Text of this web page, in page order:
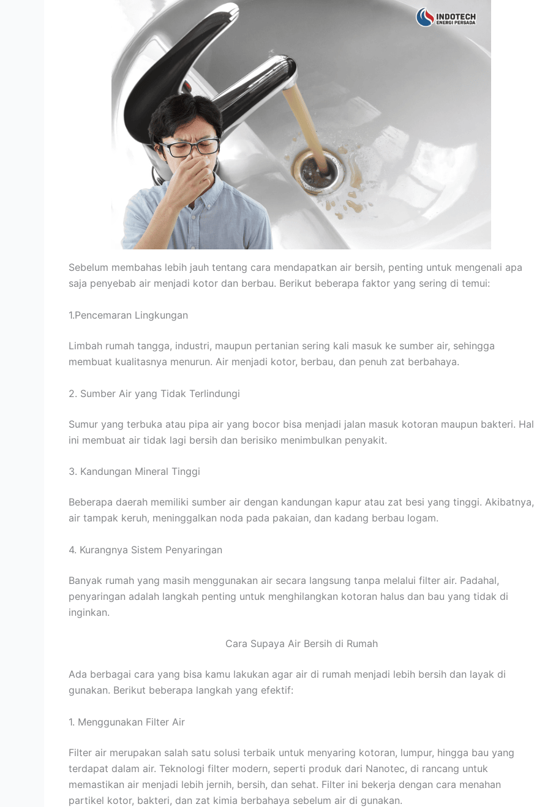
Sebelum membahas lebih jauh tentang cara mendapatkan air bersih, penting untuk mengenali apa
saja penyebab air menjadi kotor dan berbau. Berikut beberapa faktor yang sering di temui:
1.Pencemaran Lingkungan
Limbah rumah tangga, industri, maupun pertanian sering kali masuk ke sumber air, sehingga
membuat kualitasnya menurun. Air menjadi kotor, berbau, dan penuh zat berbahaya.
2. Sumber Air yang Tidak Terlindungi
Sumur yang terbuka atau pipa air yang bocor bisa menjadi jalan masuk kotoran maupun bakteri. Hal
ini membuat air tidak lagi bersih dan berisiko menimbulkan penyakit.
3. Kandungan Mineral Tinggi
Beberapa daerah memiliki sumber air dengan kandungan kapur atau zat besi yang tinggi. Akibatnya,
air tampak keruh, meninggalkan noda pada pakaian, dan kadang berbau logam.
4. Kurangnya Sistem Penyaringan
Banyak rumah yang masih menggunakan air secara langsung tanpa melalui filter air. Padahal,
penyaringan adalah langkah penting untuk menghilangkan kotoran halus dan bau yang tidak di
inginkan.
Cara Supaya Air Bersih di Rumah
Ada berbagai cara yang bisa kamu lakukan agar air di rumah menjadi lebih bersih dan layak di
gunakan. Berikut beberapa langkah yang efektif:
1. Menggunakan Filter Air
Filter air merupakan salah satu solusi terbaik untuk menyaring kotoran, lumpur, hingga bau yang
terdapat dalam air. Teknologi filter modern, seperti produk dari Nanotec, di rancang untuk
memastikan air menjadi lebih jernih, bersih, dan sehat. Filter ini bekerja dengan cara menahan
partikel kotor, bakteri, dan zat kimia berbahaya sebelum air di gunakan.